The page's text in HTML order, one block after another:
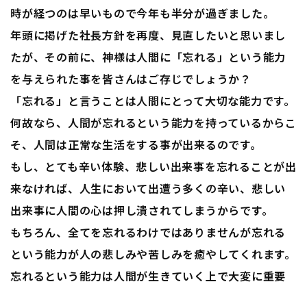
時が経つのは早いもので今年も半分が過ぎました。
年頭に掲げた社長方針を再度、見直したいと思いまし
たが、その前に、神様は人間に「忘れる」という能力
を与えられた事を皆さんはご存じでしょうか？
「忘れる」と言うことは人間にとって大切な能力です。
何故なら、人間が忘れるという能力を持っているからこ
そ、人間は正常な生活をする事が出来るのです。
もし、とても辛い体験、悲しい出来事を忘れることが出
来なければ、人生において出遭う多くの辛い、悲しい
出来事に人間の心は押し潰されてしまうからです。
もちろん、全てを忘れるわけではありませんが忘れる
という能力が人の悲しみや苦しみを癒やしてくれます。
忘れるという能力は人間が生きていく上で大変に重要